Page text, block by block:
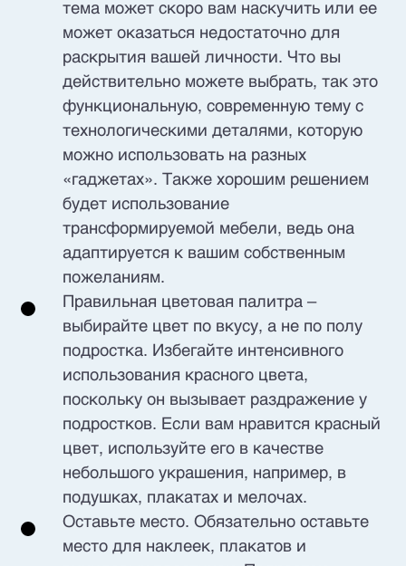
тема может скоро вам наскучить или ее
может оказаться недостаточно для
раскрытия вашей личности. Что вы
действительно можете выбрать, так это
функциональную, современную тему с
технологическими деталями, которую
можно использовать на разных
«гаджетах». Также хорошим решением
будет использование
трансформируемой мебели, ведь она
адаптируется к вашим собственным
пожеланиям.
Правильная цветовая палитра –
выбирайте цвет по вкусу, а не по полу
подростка. Избегайте интенсивного
использования красного цвета,
поскольку он вызывает раздражение у
подростков. Если вам нравится красный
цвет, используйте его в качестве
небольшого украшения, например, в
подушках, плакатах и ​​мелочах.
Оставьте место. Обязательно оставьте
место для наклеек, плакатов и